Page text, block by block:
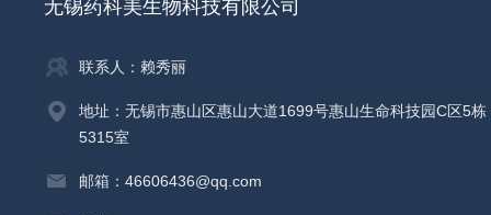
无锡药科美生物科技有限公司
联系人：赖秀丽
地址：无锡市惠山区惠山大道1699号惠山生命科技园C区5栋
5315室
邮箱：46606436@qq.com